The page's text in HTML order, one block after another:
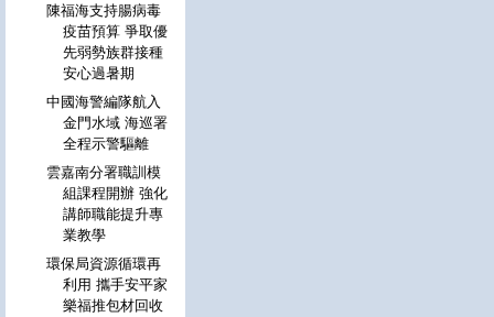
陳福海支持腸病毒
疫苗預算 爭取優
先弱勢族群接種
安心過暑期
中國海警編隊航入
金門水域 海巡署
全程示警驅離
雲嘉南分署職訓模
組課程開辦 強化
講師職能提升專
業教學
環保局資源循環再
利用 攜手安平家
樂福推包材回收